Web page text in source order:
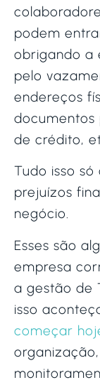
podem
obrigando a
pelo
endereços
documentos
de crédito,
Tudo isso
prejuízos
negócio.
Esses são
empresa
a gestão de
isso
começar